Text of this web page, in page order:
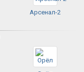
Арсенал-2